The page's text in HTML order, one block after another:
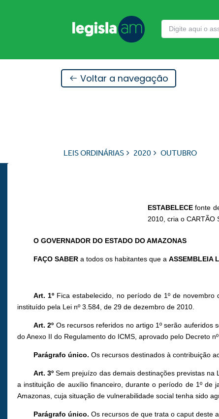
Voltar a navegação
LEIS ORDINÁRIAS 2020 OUTUBRO
ESTABELECEfonte
2010, cria o CARTÃO
O GOVERNADOR DO ESTADO DO AMAZONAS
FAÇO SABERa todos os habitantes que aASSEMBLEIA
Art. 1º Fica estabelecido, no período de 1º de
instituído pela Lei nº 3.584, de 29 de dezembro de 2010.
Art. 2º Os recursos referidos no artigo 1º serão auferidos
do Anexo II do Regulamento do ICMS, aprovado pelo Decreto
Parágrafo único. Os recursos destinados à contribuição
Art. 3º Sem prejuízo das demais destinações previstas
a instituição de auxílio financeiro, durante o período de 1º
Amazonas, cuja situação de vulnerabilidade social tenha sido
Parágrafo único. Os recursos de que trata o caput deste